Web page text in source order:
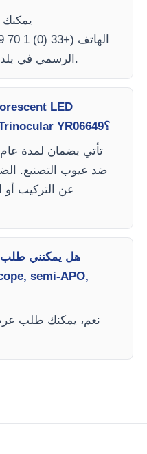
يمكنك
50) أو عبر موقع Kalstein الرسمي في بلدك.
Microscope, semi-APO, Trinocular YR06649؟
ضد عيوب التصنيع.
عن التركيب أو
هل يمكنني طلب
semi-APO,
نعم، يمكنك طلب